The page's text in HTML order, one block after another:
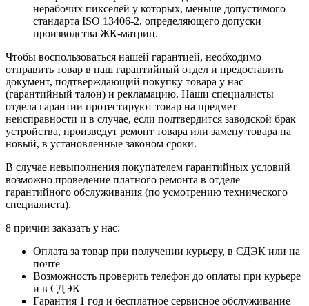
нерабочих пикселей у которых, меньше допустимого
стандарта ISO 13406-2, определяющего допуски
производства ЖК-матриц.
Чтобы воспользоваться нашей гарантией, необходимо
отправить товар в наш гарантийный отдел и предоставить
документ, подтверждающий покупку товара у нас
(гарантийный талон) и рекламацию. Наши специалисты
отдела гарантии протестируют товар на предмет
неисправности и в случае, если подтвердится заводской брак
устройства, произведут ремонт товара или замену товара на
новый, в установленные законом сроки.
В случае невыполнения покупателем гарантийных условий
возможно проведение платного ремонта в отделе
гарантийного обслуживания (по усмотрению технического
специалиста).
8 причин заказать у нас:
Оплата за товар при получении курьеру, в СДЭК или на
почте
Возможность проверить телефон до оплаты при курьере
и в СДЭК
Гарантия 1 год и бесплатное сервисное обслуживание